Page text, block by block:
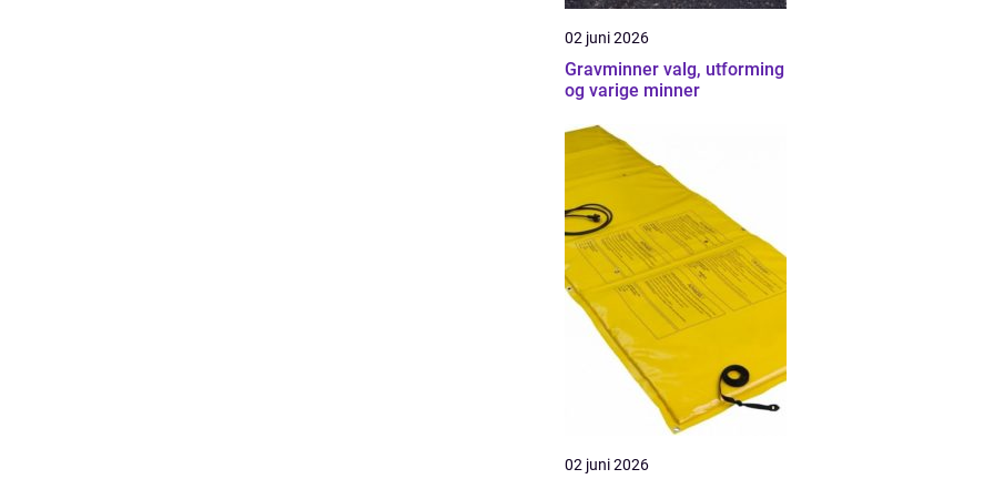
02 juni 2026
Gravminner valg, utforming
og varige minner
02 juni 2026